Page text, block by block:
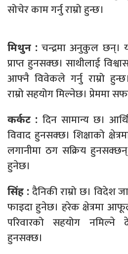
सोचेर काम गर्नु राम्रो हुन्छ।
मिथुन : चन्द्रमा अनुकुल छन्।
प्राप्त हुनसक्छ। साथीलाई
आफ्नै विवेकले गर्नु राम्रो
राम्रो सहयोग मिल्नेछ। प्रेममा
कर्कट : दिन सामान्य छ।
विवाद हुनसक्छ। शिक्षाको
लगानीमा ठग सक्रिय
हुनेछ।
सिंह :दैनिकी राम्रो छ। विदेश
फाइदा हुनेछ। हरेक क्षेत्रमा आफूले
परिवारको सहयोग नमिल्ने
हुनसक्छ।